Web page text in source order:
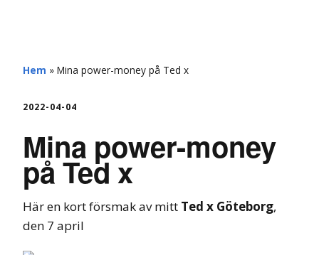
Hem » Mina power-money på Ted x
2022-04-04
Mina power-money
på Ted x
Här en kort försmak av mitt Ted x Göteborg,
den 7 april